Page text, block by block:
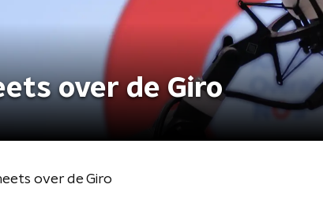
over de Giro
over de Giro